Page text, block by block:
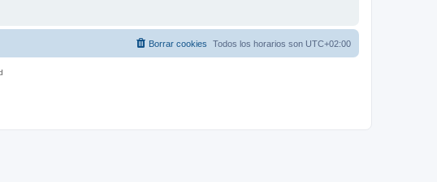
Todos los horarios son UTC+02:00
Borrar cookies